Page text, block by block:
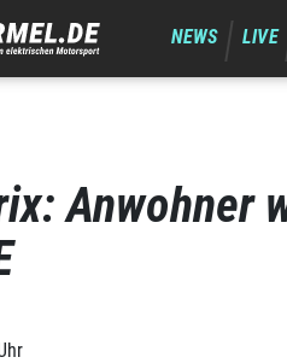
NEWS LIVE
Anwohner